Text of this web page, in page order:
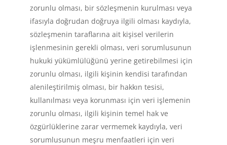
zorunlu olması, bir sözleşmenin kurulması veya
ifasıyla doğrudan doğruya ilgili olması kaydıyla,
sözleşmenin taraflarına ait kişisel verilerin
işlenmesinin gerekli olması, veri sorumlusunun
hukuki yükümlülüğünü yerine getirebilmesi için
zorunlu olması, ilgili kişinin kendisi tarafından
alenileştirilmiş olması, bir hakkın tesisi,
kullanılması veya korunması için veri işlemenin
zorunlu olması, ilgili kişinin temel hak ve
özgürlüklerine zarar vermemek kaydıyla, veri
sorumlusunun meşru menfaatleri için veri